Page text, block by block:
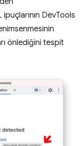
DevTools
önlediğini tespit